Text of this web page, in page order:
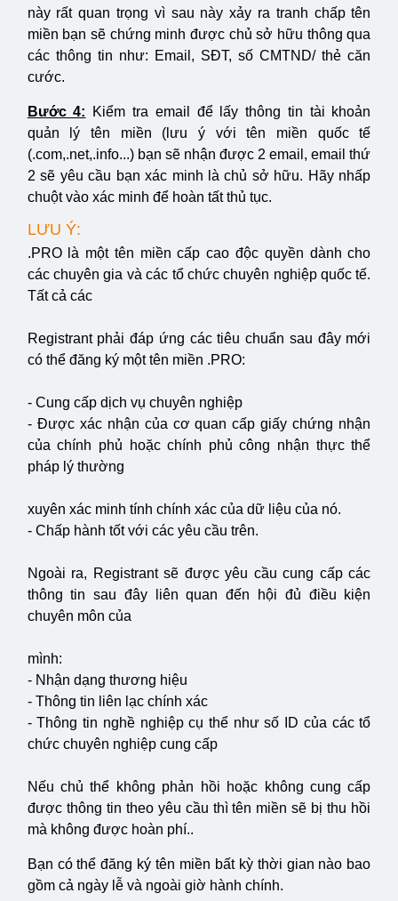
này rất quan trọng vì sau này xảy ra tranh chấp tên
miền bạn sẽ chứng minh được chủ sở hữu thông qua
các thông tin như: Email, SĐT, số CMTND/ thẻ căn
cước.
Bước 4: Kiểm tra email để lấy thông tin tài khoản
quản lý tên miền (lưu ý với tên miền quốc tế
(.com,.net,.info...) bạn sẽ nhận được 2 email, email thứ
2 sẽ yêu cầu bạn xác minh là chủ sở hữu. Hãy nhấp
chuột vào xác minh để hoàn tất thủ tục.
LƯU Ý:
.PRO là một tên miền cấp cao độc quyền dành cho
các chuyên gia và các tổ chức chuyên nghiệp quốc tế.
Tất cả các
Registrant phải đáp ứng các tiêu chuẩn sau đây mới
có thể đăng ký một tên miền .PRO:
- Cung cấp dịch vụ chuyên nghiệp
- Được xác nhận của cơ quan cấp giấy chứng nhận
của chính phủ hoặc chính phủ công nhận thực thể
pháp lý thường
xuyên xác minh tính chính xác của dữ liệu của nó.
- Chấp hành tốt với các yêu cầu trên.
Ngoài ra, Registrant sẽ được yêu cầu cung cấp các
thông tin sau đây liên quan đến hội đủ điều kiện
chuyên môn của
mình:
- Nhận dạng thương hiệu
- Thông tin liên lạc chính xác
- Thông tin nghề nghiệp cụ thể như số ID của các tổ
chức chuyên nghiệp cung cấp
Nếu chủ thể không phản hồi hoặc không cung cấp
được thông tin theo yêu cầu thì tên miền sẽ bị thu hồi
mà không được hoàn phí..
Bạn có thể đăng ký tên miền bất kỳ thời gian nào bao
gồm cả ngày lễ và ngoài giờ hành chính.